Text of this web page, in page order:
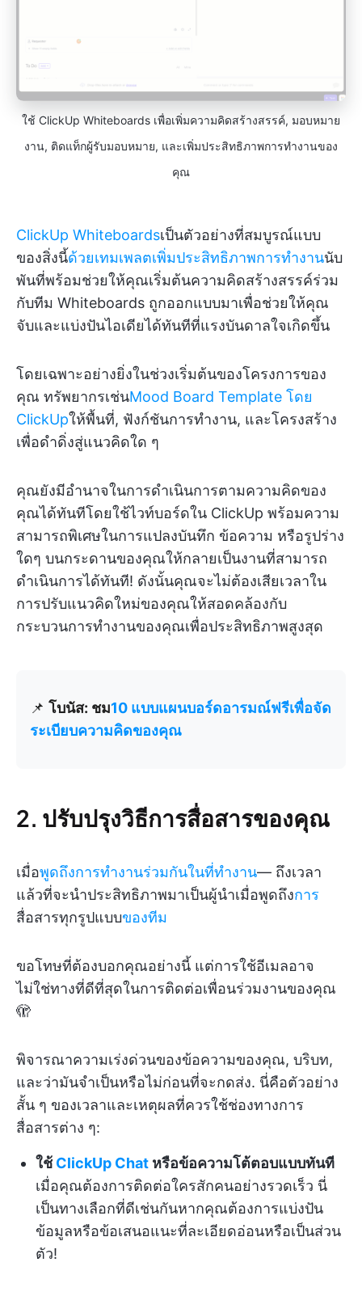
ใช้ ClickUp Whiteboards เพื่อเพิ่มความคิดสร้างสรรค์, มอบหมาย
งาน, ติดแท็กผู้รับมอบหมาย, และเพิ่มประสิทธิภาพการทำงานของ
คุณ
ClickUp Whiteboardsเป็นตัวอย่างที่สมบูรณ์แบบ
ของสิ่งนี้ด้วยเทมเพลตเพิ่มประสิทธิภาพการทำงานนับ
พันที่พร้อมช่วยให้คุณเริ่มต้นความคิดสร้างสรรค์ร่วม
กับทีม Whiteboards ถูกออกแบบมาเพื่อช่วยให้คุณ
จับและแบ่งปันไอเดียได้ทันทีที่แรงบันดาลใจเกิดขึ้น
โดยเฉพาะอย่างยิ่งในช่วงเริ่มต้นของโครงการของ
คุณ ทรัพยากรเช่นMood Board Template โดย
ClickUpให้พื้นที่, ฟังก์ชันการทำงาน, และโครงสร้าง
เพื่อดำดิ่งสู่แนวคิดใด ๆ
คุณยังมีอำนาจในการดำเนินการตามความคิดของ
คุณได้ทันทีโดยใช้ไวท์บอร์ดใน ClickUp พร้อมความ
สามารถพิเศษในการแปลงบันทึก ข้อความ หรือรูปร่าง
ใดๆ บนกระดานของคุณให้กลายเป็นงานที่สามารถ
ดำเนินการได้ทันที! ดังนั้นคุณจะไม่ต้องเสียเวลาใน
การปรับแนวคิดใหม่ของคุณให้สอดคล้องกับ
กระบวนการทำงานของคุณเพื่อประสิทธิภาพสูงสุด
📌 โบนัส: ชม10 แบบแผนบอร์ดอารมณ์ฟรีเพื่อจัด
ระเบียบความคิดของคุณ
2. ปรับปรุงวิธีการสื่อสารของคุณ
เมื่อพูดถึงการทำงานร่วมกันในที่ทำงาน— ถึงเวลา
แล้วที่จะนำประสิทธิภาพมาเป็นผู้นำเมื่อพูดถึงการ
สื่อสารทุกรูปแบบของทีม
ขอโทษที่ต้องบอกคุณอย่างนี้ แต่การใช้อีเมลอาจ
ไม่ใช่ทางที่ดีที่สุดในการติดต่อเพื่อนร่วมงานของคุณ
🫣
พิจารณาความเร่งด่วนของข้อความของคุณ, บริบท,
และว่ามันจำเป็นหรือไม่ก่อนที่จะกดส่ง. นี่คือตัวอย่าง
สั้น ๆ ของเวลาและเหตุผลที่ควรใช้ช่องทางการ
สื่อสารต่าง ๆ:
ใช้ClickUp Chat หรือข้อความโต้ตอบแบบทันที
เมื่อคุณต้องการติดต่อใครสักคนอย่างรวดเร็ว นี่
เป็นทางเลือกที่ดีเช่นกันหากคุณต้องการแบ่งปัน
ข้อมูลหรือข้อเสนอแนะที่ละเอียดอ่อนหรือเป็นส่วน
ตัว!